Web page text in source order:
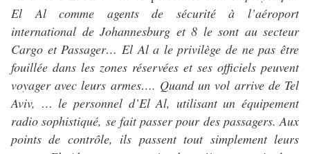
El Al comme agents de sécurité à l’aéroport
international de Johannesburg et 8 le sont au secteur
Cargo et Passager… El Al a le privilège de ne pas être
fouillée dans les zones réservées et ses officiels peuvent
voyager avec leurs armes…. Quand un vol arrive de Tel
Aviv, … le personnel d’El Al, utilisant un équipement
radio sophistiqué, se fait passer pour des passagers. Aux
points de contrôle, ils passent tout simplement leurs